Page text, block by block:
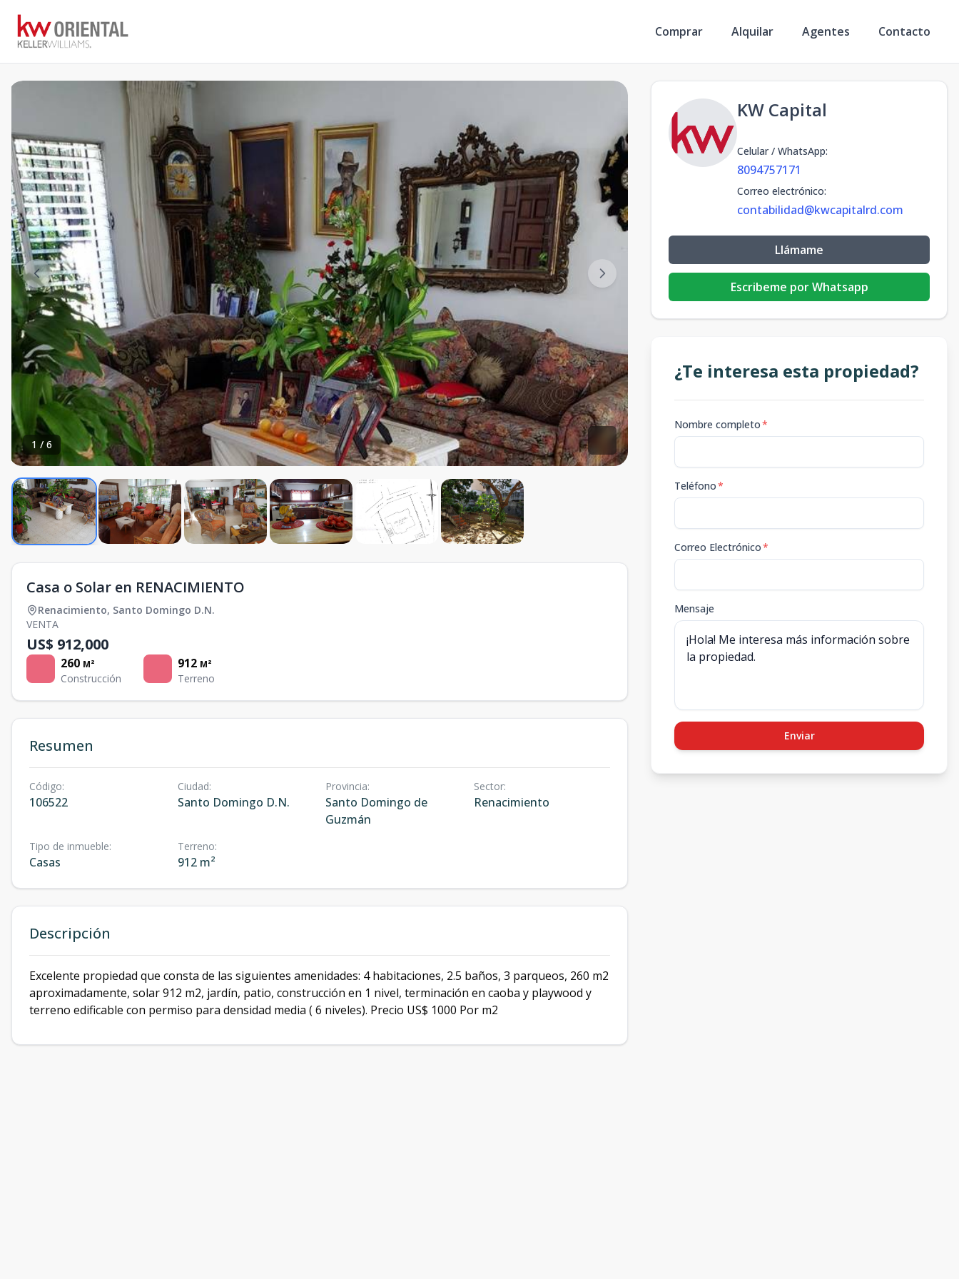
Comprar Alquilar Agentes Contacto
1 / 6
Casa o Solar en RENACIMIENTO
Renacimiento, Santo Domingo D.N.
VENTA
US$ 912,000
260 M²
Construcción
912 M²
Terreno
Resumen
Código:
106522
Ciudad:
Santo Domingo D.N.
Provincia:
Santo Domingo de
Guzmán
Sector:
Renacimiento
Tipo de inmueble:
Casas
Terreno:
912 m²
Descripción
Excelente propiedad que consta de las siguientes amenidades: 4 habitaciones, 2.5 baños, 3 parqueos, 260 m2
aproximadamente, solar 912 m2, jardín, patio, construcción en 1 nivel, terminación en caoba y playwood y
terreno edificable con permiso para densidad media ( 6 niveles). Precio US$ 1000 Por m2
KW Capital
Celular / WhatsApp:
8094757171
Correo electrónico:
contabilidad@kwcapitalrd.com
Llámame
Escribeme por Whatsapp
¿Te interesa esta propiedad?
Nombre completo*
Teléfono*
Correo Electrónico*
Mensaje
Enviar